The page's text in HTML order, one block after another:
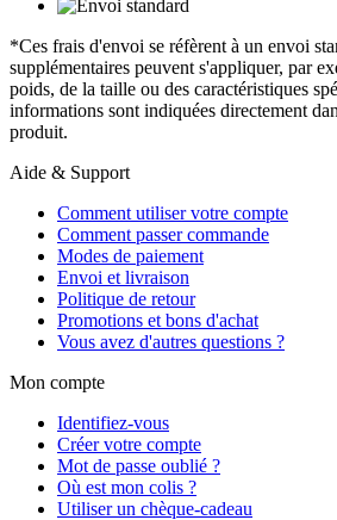
*Ces frais d'envoi se réfèrent à un envoi
supplémentaires peuvent s'appliquer, par
poids, de la taille ou des caractéristiques
informations sont indiquées directement
produit.
Aide & Support
Comment utiliser votre compte
Comment passer commande
Modes de paiement
Envoi et livraison
Politique de retour
Promotions et bons d'achat
Vous avez d'autres questions ?
Mon compte
Identifiez-vous
Créer votre compte
Mot de passe oublié ?
Où est mon colis ?
Utiliser un chèque-cadeau